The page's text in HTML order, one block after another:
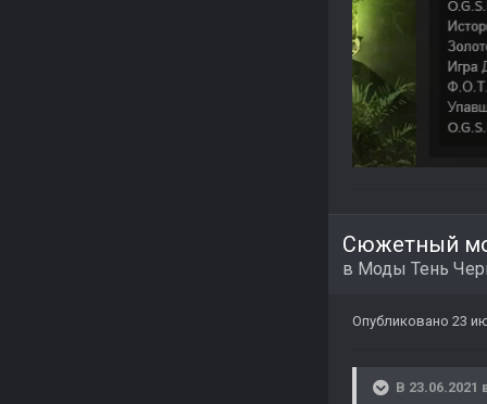
Сюжетный
в Моды Тень
Опубликовано 23
В 23.06.2021